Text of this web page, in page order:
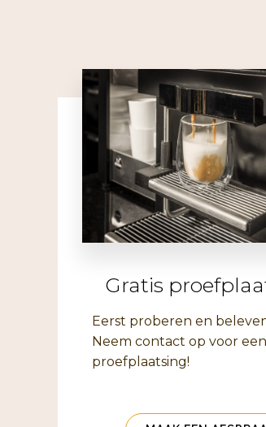
Gratis
Eerst proberen en
Neem contact op voor
proefplaatsing!